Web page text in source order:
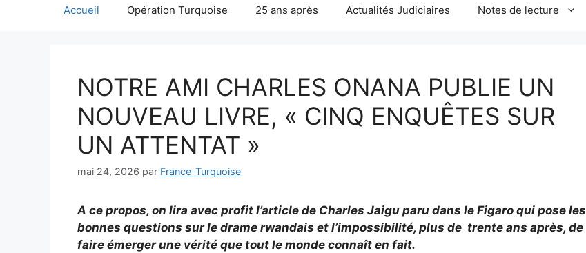
Accueil Opération Turquoise 25 ans après Actualités Judiciaires Notes de lecture
NOTRE AMI CHARLES ONANA PUBLIE UN
NOUVEAU LIVRE, « CINQ ENQUÊTES SUR
UN ATTENTAT »
mai 24, 2026 par France-Turquoise
A ce propos, on lira avec profit l’article de Charles Jaigu paru dans le Figaro qui pose les
bonnes questions sur le drame rwandais et l’impossibilité, plus de trente ans après, de
faire émerger une vérité que tout le monde connaît en fait.